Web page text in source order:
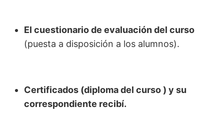
El cuestionario de evaluación del curso
(puesta a disposición a los alumnos).
Certificados (diploma del curso ) y su
correspondiente recibí.